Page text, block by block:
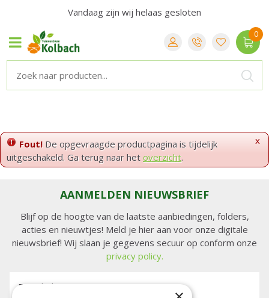
Vandaag zijn wij helaas gesloten
x
Fout! De opgevraagde productpagina is tijdelijk
uitgeschakeld. Ga terug naar het overzicht.
AANMELDEN NIEUWSBRIEF
Blijf op de hoogte van de laatste aanbiedingen, folders,
acties en nieuwtjes! Meld je hier aan voor onze digitale
nieuwsbrief! Wij slaan je gegevens secuur op conform onze
privacy policy.
E-mailadres: